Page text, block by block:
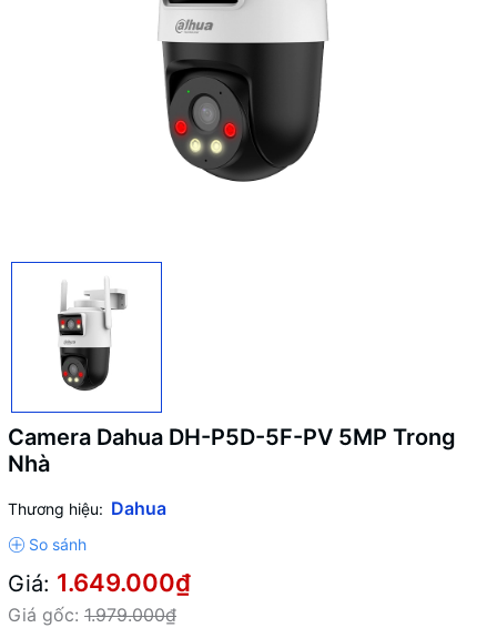
Camera Dahua DH-P5D-5F-PV 5MP Trong
Nhà
Thương hiệu: Dahua
Giá: 1.649.000₫
Giá gốc: 1.979.000₫